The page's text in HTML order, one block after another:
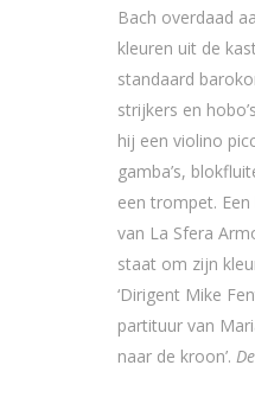
Bach overdaad
kleuren uit de
standaard
strijkers en
hij een violino
gamba’s,
een trompet.
van La Sfera
staat om zijn
‘Dirigent Mike
partituur van
naar de kroon’.